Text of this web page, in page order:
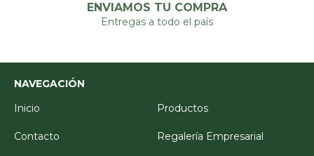
ENVIAMOS TU COMPRA
Entregas a todo el país
NAVEGACIÓN
Inicio
Productos
Contacto Regalería Empresarial